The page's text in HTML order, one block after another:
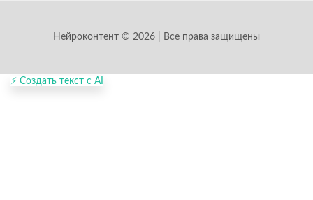
Нейроконтент © 2026 | Все права защищены
⚡ Создать текст с AI